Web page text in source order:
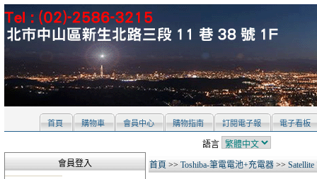
首頁 購物車 會員中心 購物指南 訂閱電子報 電子看板
語言
會員登入
首頁 >> Toshiba-筆電電池+充電器 >>